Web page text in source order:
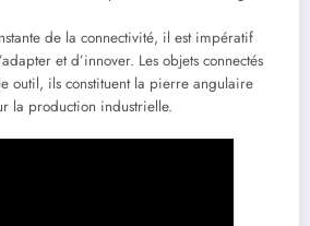
de la connectivité, il est impératif
et d’innover. Les objets connectés
outil, ils constituent la pierre angulaire
la production industrielle.